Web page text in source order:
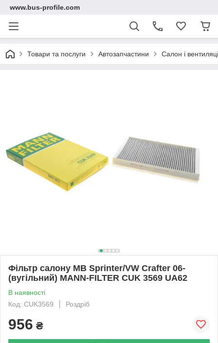
www.bus-profile.com
Товари та послуги Автозапчастини Салон і
Фільтр салону MB Sprinter/VW Crafter 06-
(вугільний) MANN-FILTER CUK 3569 UA62
В наявності
Код: CUK3569
Роздріб
956 ₴